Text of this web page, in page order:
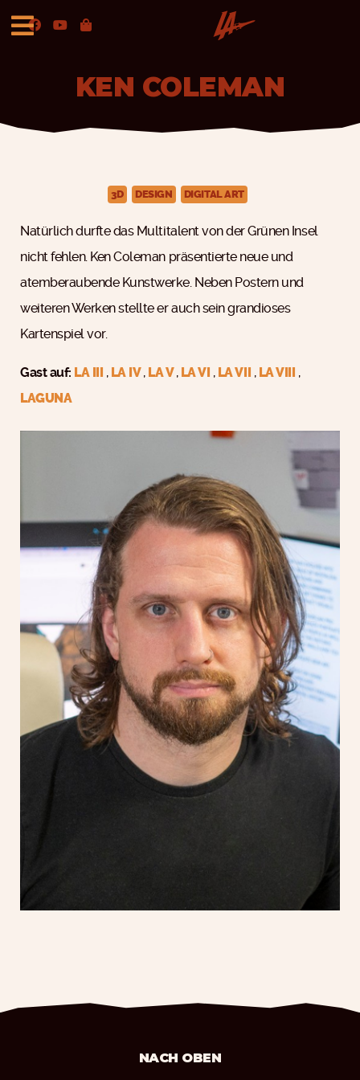
KEN COLEMAN
3D DESIGN DIGITAL ART
Natürlich durfte das Multitalent von der Grünen Insel
nicht fehlen. Ken Coleman präsentierte neue und
atemberaubende Kunstwerke. Neben Postern und
weiteren Werken stellte er auch sein grandioses
Kartenspiel vor.
Gast auf: LA III , LA IV, LA V, LA VI , LA VII , LA VIII ,
LAGUNA
NACH OBEN